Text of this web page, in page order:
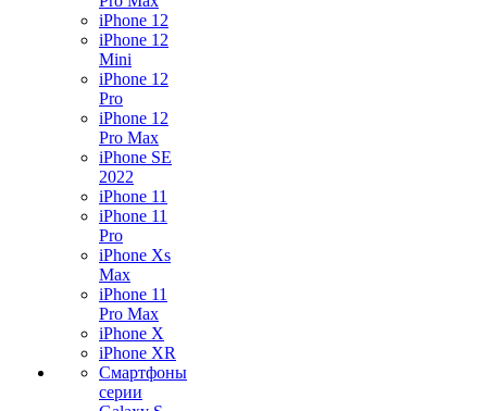
iPhone 12
iPhone 12
Mini
iPhone 12
Pro
iPhone 12
Pro Max
iPhone SE
2022
iPhone 11
iPhone 11
Pro
iPhone Xs
Max
iPhone 11
Pro Max
iPhone X
iPhone XR
Смартфоны
серии